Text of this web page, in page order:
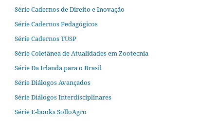
Série Cadernos de Direito e Inovação
Série Cadernos Pedagógicos
Série Cadernos TUSP
Série Coletânea de Atualidades em Zootecnia
Série Da Irlanda para o Brasil
Série Diálogos Avançados
Série Diálogos Interdisciplinares
Série E-books SolloAgro